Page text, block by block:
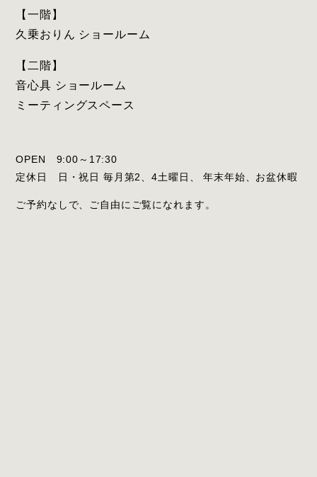
【一階】
久乗おりん ショールーム
【二階】
音心具 ショールーム
ミーティングスペース
OPEN 9:00～17:30
定休日 日・祝日 毎月第2、4土曜日、 年末年始、お盆休暇
ご予約なしで、ご自由にご覧になれます。